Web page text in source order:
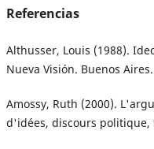
Referencias
Althusser, Louis (1988).
Nueva Visión. Buenos Aires.
Amossy, Ruth (2000).
d'idées, discours politique,